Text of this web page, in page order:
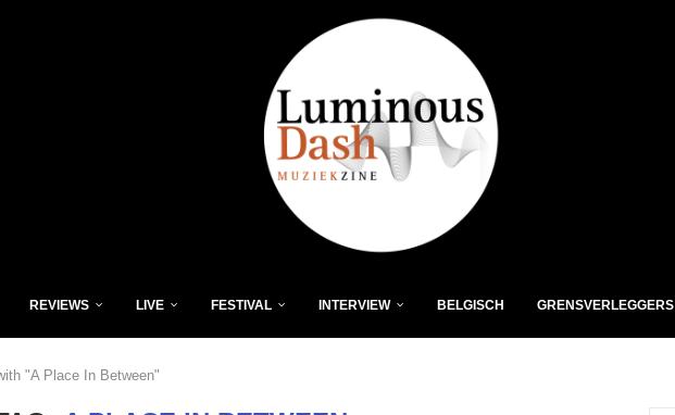
REVIEWS LIVE FESTIVAL INTERVIEW BELGISCH GRENSVERLEGGERS
"A Place In Between"